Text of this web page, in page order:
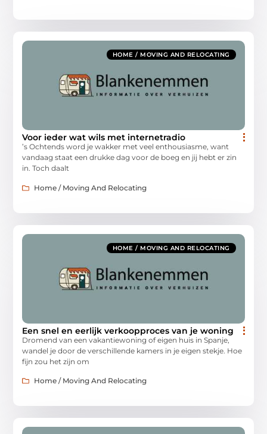
HOME / MOVING AND RELOCATING
Voor ieder wat wils met internetradio
’s Ochtends word je wakker met veel enthousiasme, want
vandaag staat een drukke dag voor de boeg en jij hebt er zin
in. Toch daalt
Home / Moving And Relocating
HOME / MOVING AND RELOCATING
Een snel en eerlijk verkoopproces van je woning
Dromend van een vakantiewoning of eigen huis in Spanje,
wandel je door de verschillende kamers in je eigen stekje. Hoe
fijn zou het zijn om
Home / Moving And Relocating